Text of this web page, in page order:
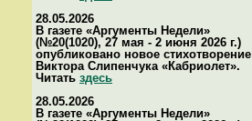
28.05.2026
В газете «Аргументы Недели»
(№20(1020), 27 мая - 2 июня 2026 г.)
опубликовано новое стихотворение
Виктора Слипенчука «Кабриолет».
Читать здесь
28.05.2026
В газете «Аргументы Недели»